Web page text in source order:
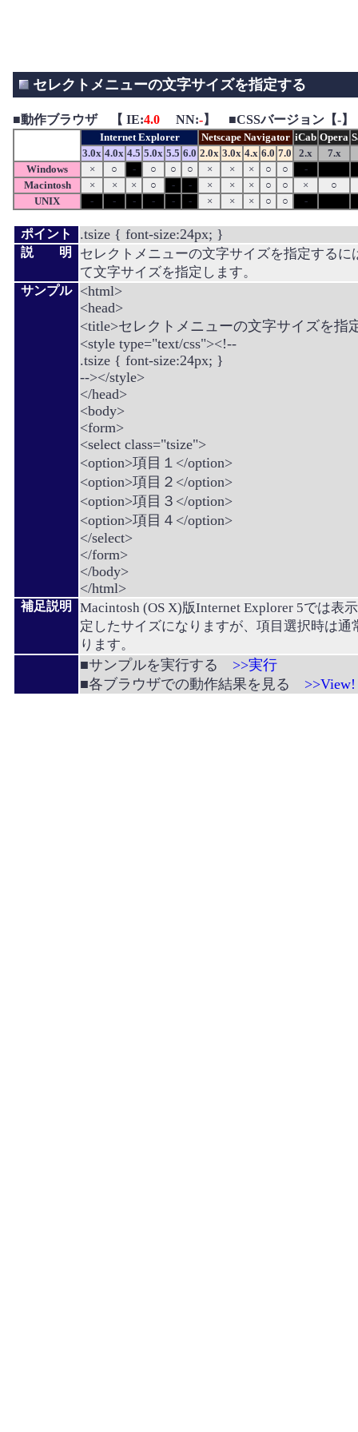
セレクトメニューの文字サイズを指定する
■動作ブラウザ 【 IE:4.0 NN:-】 ■CSSバージョン【-】
Internet Explorer Netscape Navigator iCab Opera
3.0x 4.0x 4.5 5.0x 5.5 6.0 2.0x 3.0x 4.x 6.0 7.0 2.x
7.x
Windows
× ○ - ○ ○ ○ × × × ○ ○
-
Macintosh
× × × ○ - - × × × ○ ○ ×
○
UNIX
- - - - - - × × × ○ ○ -
ポイント .tsize { font-size:24px; }
説 明
セレクトメニューの文字サイズを指定するに
て文字サイズを指定します。
サンプル
<html>
<head>
<title>セレクトメニューの文字サイズを指
<style type="text/css"><!--
.tsize { font-size:24px; }
--></style>
</head>
<body>
<form>
<select class="tsize">
<option>項目１</option>
<option>項目２</option>
<option>項目３</option>
<option>項目４</option>
</select>
</form>
</body>
</html>
補足説明
Macintosh (OS X)版Internet Explorer 5では表
定したサイズになりますが、項目選択時は通
ります。
■サンプルを実行する >>実行
■各ブラウザでの動作結果を見る >>View!